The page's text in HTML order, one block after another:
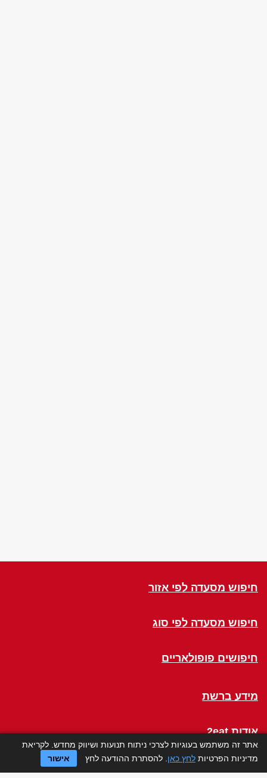
חיפוש מסעדה לפי אזור
חיפוש מסעדה לפי סוג
חיפושים פופולאריים
מידע ברשת
אודות 2eat
Click a Table
אתר זה משתמש בעוגיות לצרכי ניתוח תנועות ושיווק מחדש. לקריאת
מדיניות הפרטיות לחץ כאן . להסתרת ההודעה לחץ אישור